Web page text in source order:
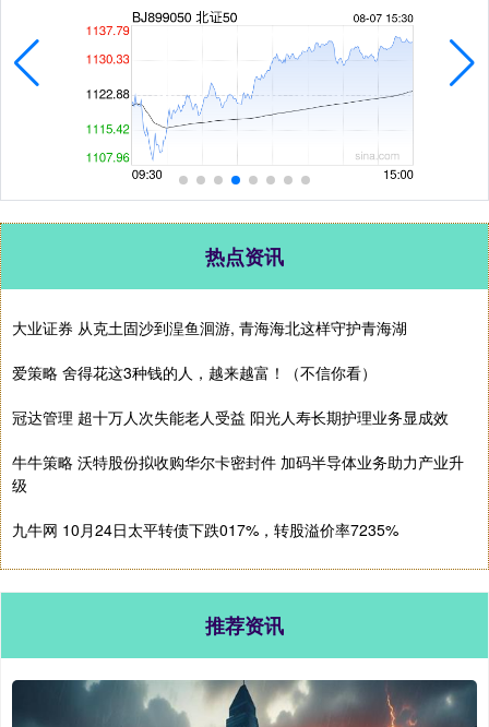
热点资讯
大业证券 从克土固沙到湟鱼洄游, 青海海北这样守护青海湖
爱策略 舍得花这3种钱的人，越来越富！（不信你看）
冠达管理 超十万人次失能老人受益 阳光人寿长期护理业务显成效
牛牛策略 沃特股份拟收购华尔卡密封件 加码半导体业务助力产业升
级
九牛网 10月24日太平转债下跌017%，转股溢价率7235%
推荐资讯